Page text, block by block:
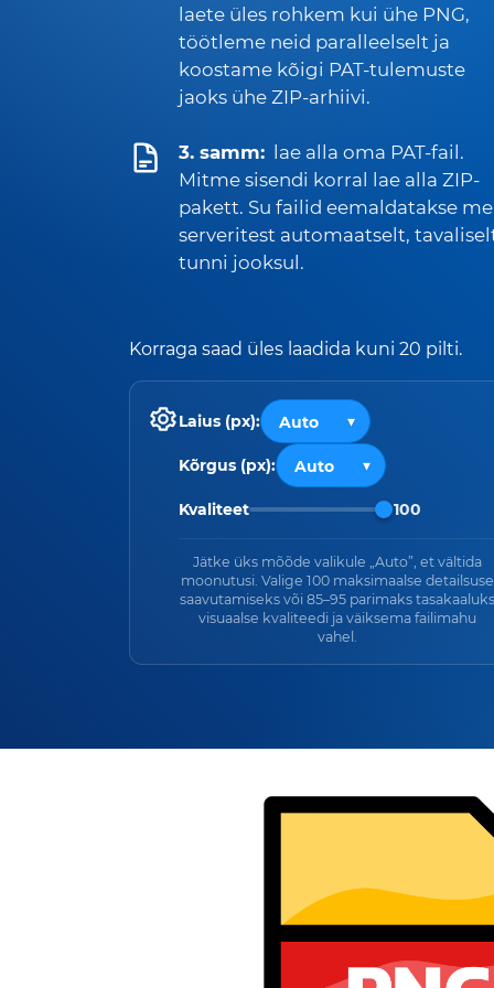
laete üles rohkem kui ühe PNG,
töötleme neid paralleelselt ja
koostame kõigi PAT-tulemuste
jaoks ühe ZIP-arhiivi.
3. samm:
lae alla oma PAT-fail.
Mitme sisendi korral lae alla ZIP-
pakett. Su failid eemaldatakse
serveritest automaatselt,
tunni jooksul.
Korraga saad üles laadida kuni 20 pilti.
Laius (px):
Kõrgus (px):
Kvaliteet 100
Jätke üks mõõde valikule „Auto”, et vältida
moonutusi. Valige 100 maksimaalse detailsuse
saavutamiseks või 85–95 parimaks tasakaaluks
visuaalse kvaliteedi ja väiksema failimahu
vahel.